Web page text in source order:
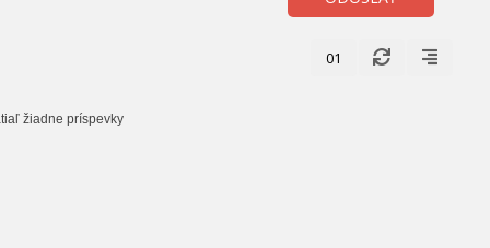
01
žiadne príspevky